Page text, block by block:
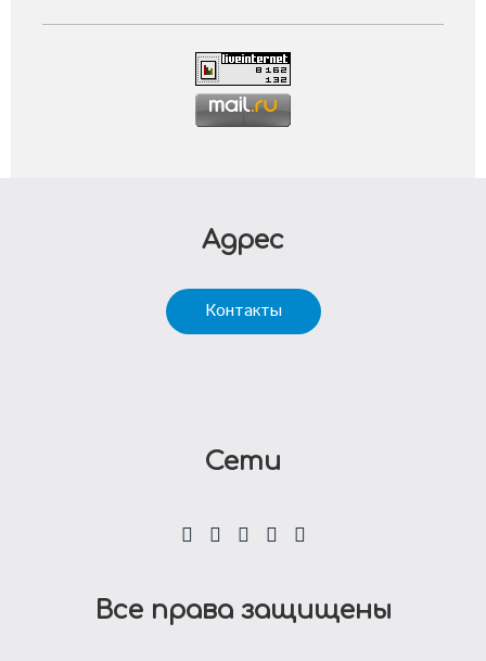
Все права защищены
Адрес
Контакты
Сети